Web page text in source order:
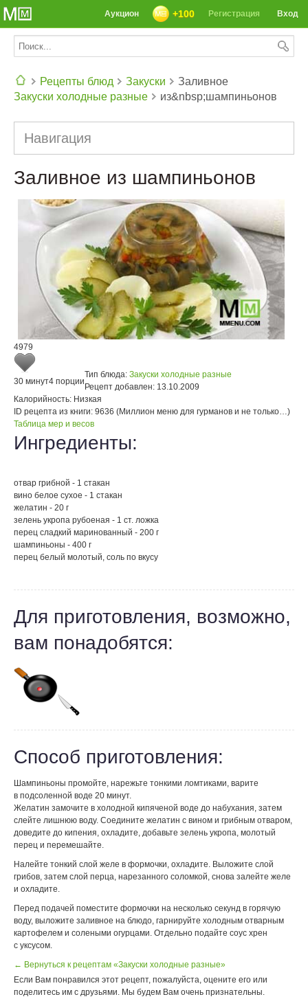
Вход
Регистрация
+100
Аукцион
Рецепты блюд
Закуски
Закуски холодные разные
Заливное
из&nbsp;шампиньонов
Навигация
Заливное из шампиньонов
4979
30 минут4 порции
Тип блюда: Закуски холодные разные
Рецепт добавлен: 13.10.2009
Калорийность: Низкая
ID рецепта из книги: 9636 (Миллион меню для гурманов и не только…)
Таблица мер и весов
Ингредиенты:
отвар грибной - 1 стакан
вино белое сухое - 1 стакан
желатин - 20 г
зелень укропа рубоеная - 1 ст. ложка
перец сладкий маринованный - 200 г
шампиньоны - 400 г
перец белый молотый, соль по вкусу
Для приготовления, возможно,
вам понадобятся:
Способ приготовления:
Шампиньоны промойте, нарежьте тонкими ломтиками, варите
в подсоленной воде 20 минут.
Желатин замочите в холодной кипяченой воде до набухания, затем
слейте лишнюю воду. Соедините желатин с вином и грибным отваром,
доведите до кипения, охладите, добавьте зелень укропа, молотый
перец и перемешайте.
Налейте тонкий слой желе в формочки, охладите. Выложите слой
грибов, затем слой перца, нарезанного соломкой, снова залейте желе
и охладите.
Перед подачей поместите формочки на несколько секунд в горячую
воду, выложите заливное на блюдо, гарнируйте холодным отварным
картофелем и солеными огурцами. Отдельно подайте соус хрен
с уксусом.
← Вернуться к рецептам «Закуски холодные разные»
Если Вам понравился этот рецепт, пожалуйста, оцените его или
поделитесь им с друзьями. Мы будем Вам очень признательны.